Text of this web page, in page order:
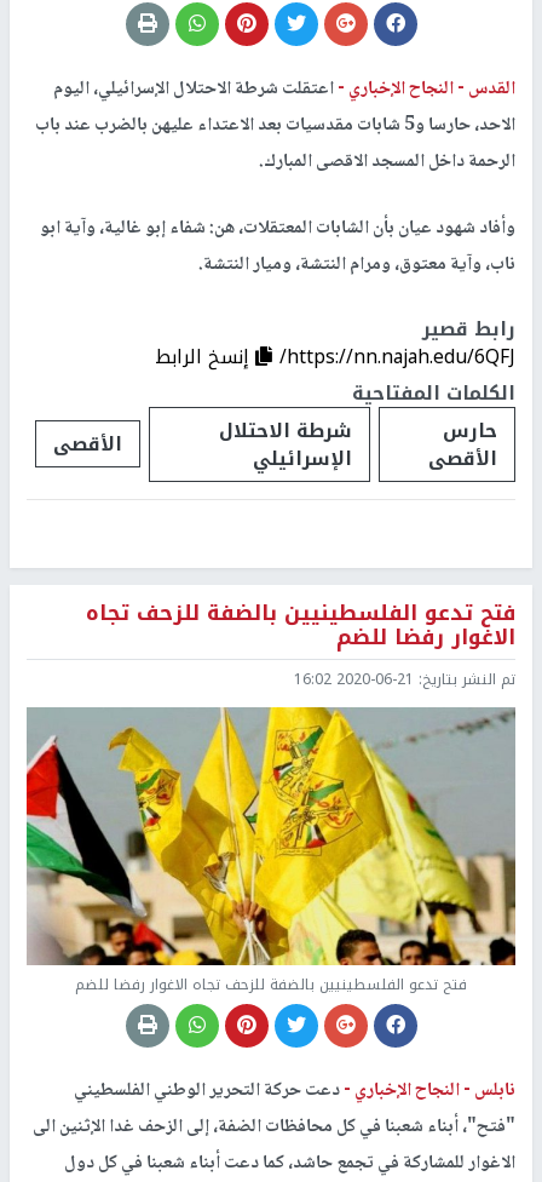
القدس -النجاح الإخباري -اعتقلت شرطة الاحتلال الإسرائيلي، اليوم
الاحد، حارسا و5 شابات مقدسيات بعد الاعتداء عليهن بالضرب عند باب
الرحمة داخل المسجد الاقصى المبارك.
وأفاد شهود عيان بأن الشابات المعتقلات، هن: شفاء إبو غالية، وآية ابو
ناب، وآية معتوق، ومرام النتشة، وميار النتشة.
رابط قصير
https://nn.najah.edu/6QFJ/
إنسخ الرابط
الكلمات المفتاحية
حارس
الأقصى
شرطة الاحتلال
الإسرائيلي الأقصى
فتح تدعو الفلسطينيين بالضفة للزحف تجاه
الاغوار رفضا للضم
تم النشر بتاريخ: 2020-06-21 16:02
فتح تدعو الفلسطينيين بالضفة للزحف تجاه الاغوار رفضا للضم
نابلس -النجاح الإخباري -دعت حركة التحرير الوطني الفلسطيني
"فتح"، أبناء شعبنا في كل محافظات الضفة، إلى الزحف غدا الإثنين الى
الاغوار للمشاركة في تجمع حاشد، كما دعت أبناء شعبنا في كل دول